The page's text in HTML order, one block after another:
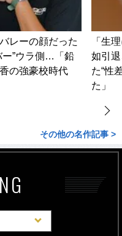
レーの顔だった
ー”ウラ側…「鉛
の強豪校時代
「生
如引
た“性
た」
その他の名作記事 >